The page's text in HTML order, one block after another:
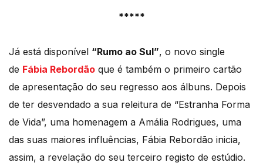
*****
Já está disponível “Rumo ao Sul”, o novo single
de Fábia Rebordão que é também o primeiro cartão
de apresentação do seu regresso aos álbuns. Depois
de ter desvendado a sua releitura de “Estranha Forma
de Vida”, uma homenagem a Amália Rodrigues, uma
das suas maiores influências, Fábia Rebordão inicia,
assim, a revelação do seu terceiro registo de estúdio.